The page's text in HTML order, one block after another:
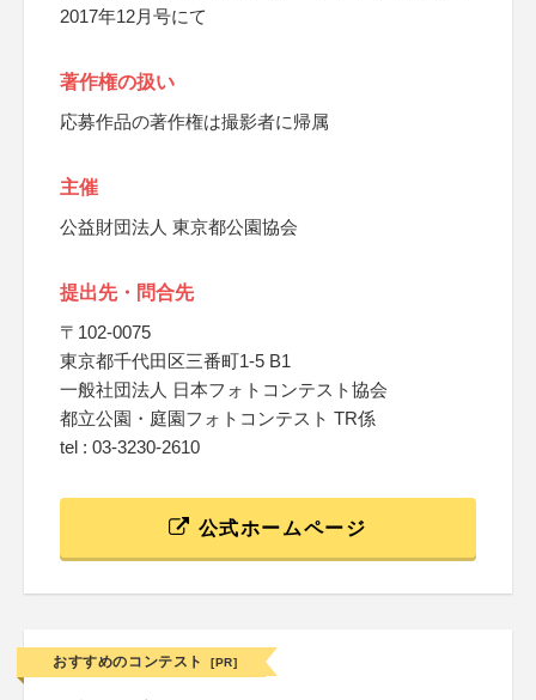
2017年12月号にて
著作権の扱い
応募作品の著作権は撮影者に帰属
主催
公益財団法人 東京都公園協会
提出先・問合先
〒102-0075
東京都千代田区三番町1-5 B1
一般社団法人 日本フォトコンテスト協会
都立公園・庭園フォトコンテスト TR係
tel : 03-3230-2610
公式ホームページ
おすすめのコンテスト [PR]